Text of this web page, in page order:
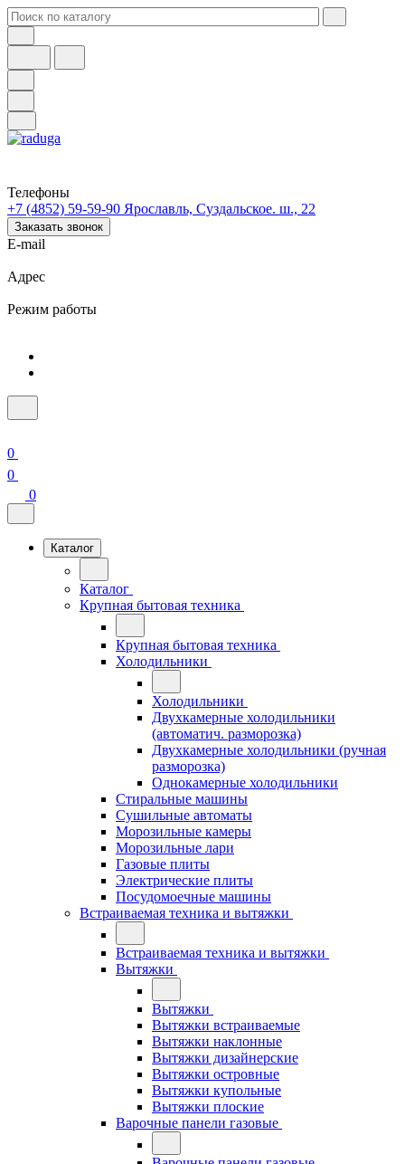
Телефоны
+7 (4852) 59-59-90 Ярославль, Суздальское. ш., 22
Заказать звонок
E-mail
Адрес
Режим работы
0
0
0
Каталог
Каталог
Крупная бытовая техника
Крупная бытовая техника
Холодильники
Холодильники
Двухкамерные холодильники
(автоматич. разморозка)
Двухкамерные холодильники (ручная
разморозка)
Однокамерные холодильники
Стиральные машины
Сушильные автоматы
Морозильные камеры
Морозильные лари
Газовые плиты
Электрические плиты
Посудомоечные машины
Встраиваемая техника и вытяжки
Встраиваемая техника и вытяжки
Вытяжки
Вытяжки
Вытяжки встраиваемые
Вытяжки наклонные
Вытяжки дизайнерские
Вытяжки островные
Вытяжки купольные
Вытяжки плоские
Варочные панели газовые